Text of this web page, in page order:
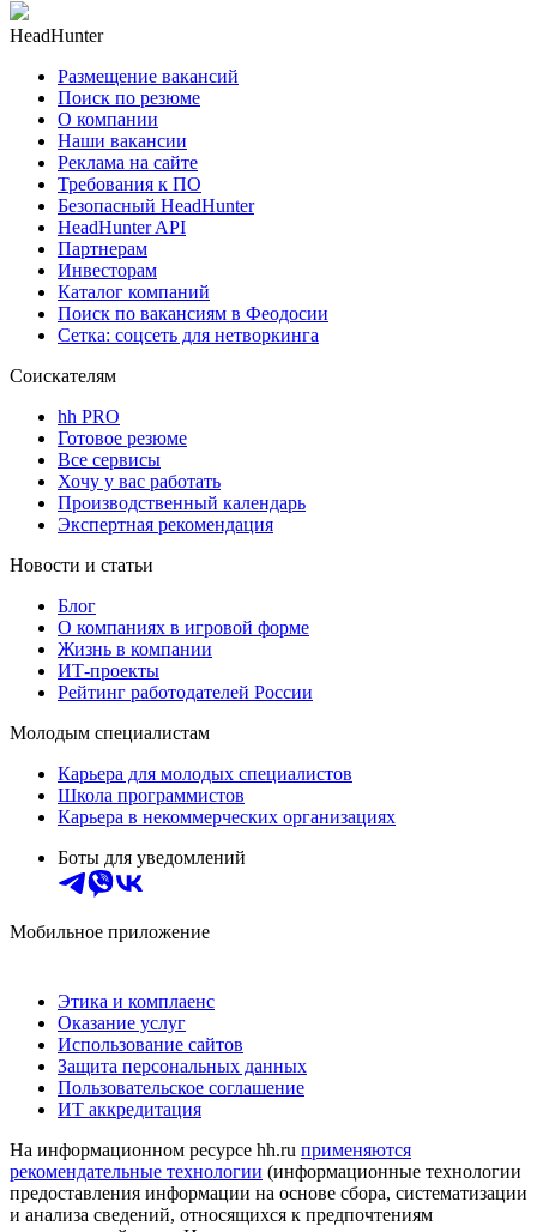
HeadHunter
Размещение вакансий
Поиск по резюме
О компании
Наши вакансии
Реклама на сайте
Требования к ПО
Безопасный HeadHunter
HeadHunter API
Партнерам
Инвесторам
Каталог компаний
Поиск по вакансиям в Феодосии
Сетка: соцсеть для нетворкинга
Соискателям
hh PRO
Готовое резюме
Все сервисы
Хочу у вас работать
Производственный календарь
Экспертная рекомендация
Новости и статьи
Блог
О компаниях в игровой форме
Жизнь в компании
ИТ-проекты
Рейтинг работодателей России
Молодым специалистам
Карьера для молодых специалистов
Школа программистов
Карьера в некоммерческих организациях
Боты для уведомлений
Мобильное приложение
Этика и комплаенс
Оказание услуг
Использование сайтов
Защита персональных данных
Пользовательское соглашение
ИТ аккредитация
На информационном ресурсе hh.ru применяются
рекомендательные технологии (информационные технологии
предоставления информации на основе сбора, систематизации
и анализа сведений, относящихся к предпочтениям